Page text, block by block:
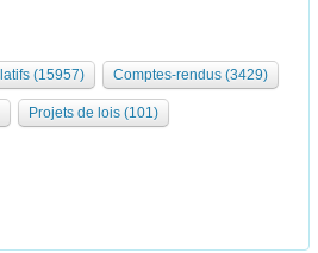
(15957) Comptes-rendus (3429)
Projets de lois (101)